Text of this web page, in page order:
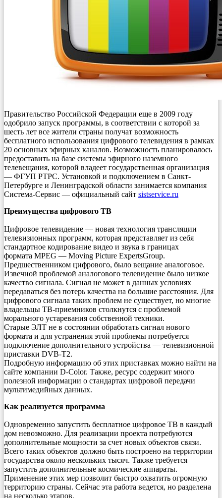
Правительство Российской Федерации еще в 2009 году
одобрило запуск программы, в соответствии с которой за
шесть лет все жители страны получат возможность
бесплатного использования цифрового телевидения в рамках
20 основных эфирных каналов. Возможность планировалось
предоставить на базе системы эфирного наземного
телевещания, которой владеет государственная организация
— ФГУП РТРС. Установкой и подключением в Санкт-
Петербурге и Ленинградской области занимается компания
Система-Сервис — официальный сайт sistservice.ru
Преимущества цифрового ТВ
Цифровое телевидение — новая технология трансляции
телевизионных программ, которая представляет из себя
стандартное кодирование видео и звука в границах
формата MPEG — Moving Picture ExpertsGroup.
Предшественником цифрового, было вещание аналоговое.
Извечной проблемой аналогового телевидение было низкое
качество сигнала. Сигнал не может в данных условиях
передаваться без потерь качества на большие расстояния. Для
цифрового сигнала таких проблем не существует, но многие
владельцы ТВ-приемников столкнутся с проблемой
морального устаревания собственной техники.
Старые ЭЛТ не в состоянии обработать сигнал нового
формата и для устранения этой проблемы потребуется
подключение дополнительного устройства — телевизионной
приставки DVB-T2.
Подробную информацию об этих приставках можно найти на
сайте компании D-Color. Также, ресурс содержит много
полезной информации о стандартах цифровой передачи
мультимедийных данных.
Как реализуется программа
Одновременно запустить бесплатное цифровое ТВ в каждый
дом невозможно. Для реализации проекта потребуются
дополнительные мощности за счет новых объектов связи.
Всего таких объектов должно быть построено на территории
государства около нескольких тысяч. Также требуется
запустить дополнительные космические аппараты.
Применение этих мер позволит быстро охватить огромную
территорию страны. Сейчас эта работа ведется, но разделена
на несколько этапов.